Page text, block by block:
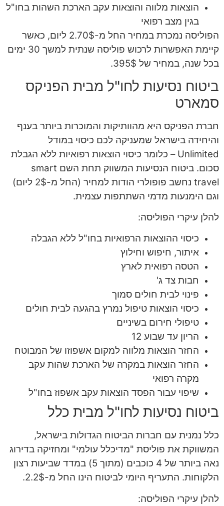
הוצאות מלווה והוצאות עקב הארכת השהות בחו"ל
בגין מצב רפואי
הפוליסה נמכרת במחיר החל מ-2.70$ ליום, כאשר
קיימת האפשרות לרכוש פוליסה שנתית למשך 30 ימים
בכל שנה, במחיר של 395$.
ביטוח נסיעות לחו"ל מבית הפניקס
סמארט
חברת הפניקס היא מהוותיקות והמוכרות ביותר בענף
והיחידה בישראל שמעניקה לכם כיסוי במודל
Unlimited – כלומר כיסוי הוצאות רפואיות ללא הגבלת
סכום. ביטוח הנסיעות המשווק תחת השם smart
travel נחשב פופולרי הודות למחיר (החל מ-2$ ליום)
וגם הימנעות מדמי השתתפות עצמית.
להלן עיקרי הפוליסה:
כיסוי ההוצאות הרפואיות בחו"ל ללא הגבלה
איתור, חיפוש וחילוץ
הטסה רפואית לארץ
חבות צד ג'
פינוי לבית חולים סמוך
כיסוי הוצאות טיפול נמרץ בהגעה לבית חולים
טיפולי חירום בשיניים
הריון עד שבוע 12
החזר הוצאות מלווה למקום אשפוזו של המבוטח
החזר הוצאות במקרה של הארכת שהות עקב
מקרה רפואי
שיפוי עבור הפסד הוצאות עקב אשפוז בחו"ל
ביטוח נסיעות לחו"ל מבית כלל
כלל נמנית עם חברות הביטוח הגדולות בישראל,
המשווקת את פוליסת "מדיכלל עולמי" ומחזיקה בדירוג
נאה ביותר של 4 כוכבים (מתוך 5) במדד שביעות רצון
הלקוחות. התעריף היומי לביטוח הינו החל מ-2.2$.
להלן עיקרי הפוליסה: